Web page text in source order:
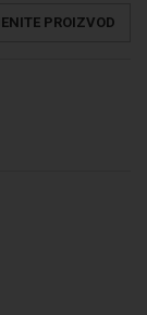
PROIZVOD